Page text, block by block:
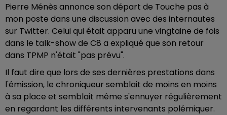
Pierre Ménès annonce son départ de Touche pas à
mon poste dans une discussion avec des internautes
sur Twitter. Celui qui était apparu une vingtaine de fois
dans le talk-show de C8 a expliqué que son retour
dans TPMP n'était "pas prévu".
Il faut dire que lors de ses dernières prestations dans
l'émission, le chroniqueur semblait de moins en moins
à sa place et semblait même s'ennuyer régulièrement
en regardant les différents intervenants polémiquer.